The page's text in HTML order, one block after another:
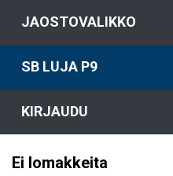
JAOSTOVALIKKO
SB LUJA P9
KIRJAUDU
Ei lomakkeita